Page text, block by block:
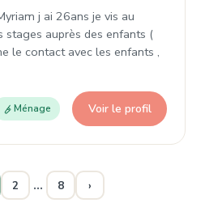
j ai 26ans je vis au
stages auprès des enfants (
le contact avec les enfants ,
Ménage Voir le profil
2 … 8 ›